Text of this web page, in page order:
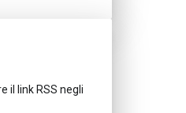
il link RSS negli